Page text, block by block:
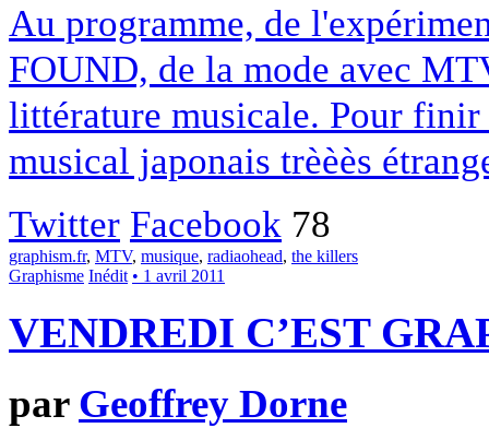
Au programme, de
FOUND, de la mode avec
littérature musicale. Pour
musical japonais trèèès
Twitter Facebook 78
graphism.fr, MTV, musique, radiaohead, the killers
Graphisme Inédit • 1 avril 2011
VENDREDI C’EST
par Geoffrey Dorne